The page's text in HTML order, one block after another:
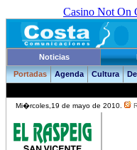
Casino Not On
Noticias
Portadas
Agenda Cultura
Mi�rcoles,19 de mayo de 2010.